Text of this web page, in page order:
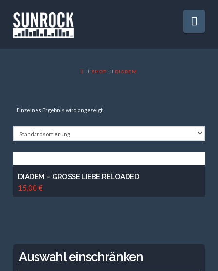
HOME
SHOP DIADEM
Einzelnes Ergebnis wird angezeigt
DIADEM – GROSSE LIEBE.RELOADED
15,00 €
Auswahl einschränken